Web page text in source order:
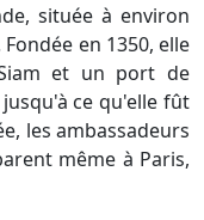
située à environ
en 1350, elle
et un port de
ce qu'elle fût
les ambassadeurs
même à Paris,